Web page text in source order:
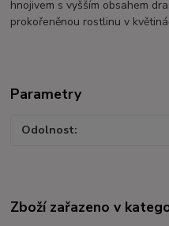
hnojivem s vyšším obsahem
prokořeněnou rostlinu v
Parametry
Odolnost
Zboží zařazeno v